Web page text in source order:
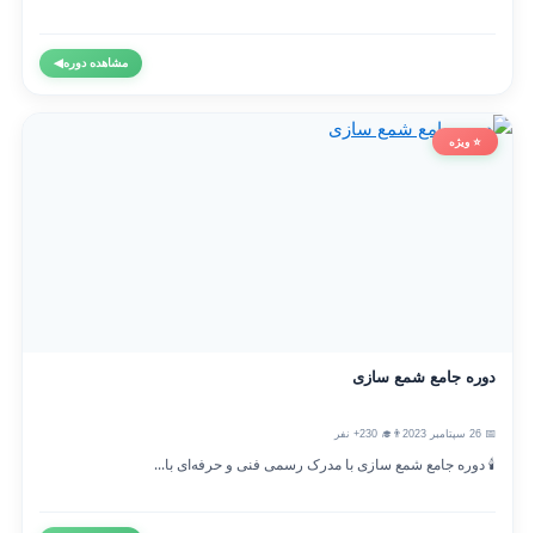
مشاهده دوره◀
⭐ ویژه
دوره جامع شمع سازی
👨‍🎓 230+ نفر
🕯️ دوره جامع شمع سازی با مدرک رسمی فنی و حرفه‌ای با...